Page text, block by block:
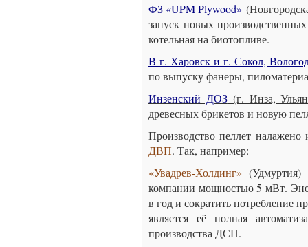
ФЗ «UPM Plywood»
запуск новых
котельная на биотопливе.
В г. Харовск и г. Сокол,
по выпуску фанеры,
Инзенский ДОЗ(г. Инза,
древесных брикетов и новую
Производство пеллет
ДВП. Так, например:
«Увадрев-Холдинг» (Удмуртия)
компании мощностью 5 мВт.
в год и сократить потребление
является её полная
производства ДСП.